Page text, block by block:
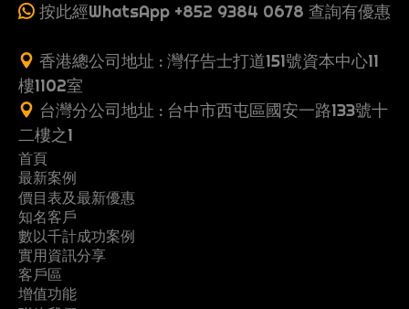
按此經WhatsApp +852 9384 0678 查詢有優惠
香港總公司地址 : 灣仔告士打道151號資本中心11
樓1102室
台灣分公司地址 : 台中市西屯區國安一路133號十
二樓之1
首頁
收
費
案
例
製
作
流
程
G
o
o
關
於
常
最新案例
一
頁
式
網
站
多
頁
式
網
行
業
案
價目表及最新優惠
網
站
架
設
推
薦
朋
立
即
優
知名客戶
數以千計成功案例
黃
頁
地
實用資訊分享
懶
客戶區
增值功能